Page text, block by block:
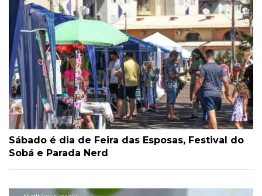
Sábado é dia de Feira das Esposas, Festival do
Sobá e Parada Nerd